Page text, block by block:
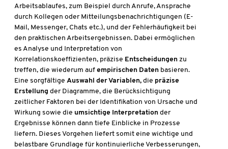
Arbeitsablaufes, zum Beispiel durch Anrufe, Ansprache
durch Kollegen oder Mitteilungsbenachrichtigungen (E-
Mail, Messenger, Chats etc.), und der Fehlerhäufigkeit bei
den praktischen Arbeitsergebnissen. Dabei ermöglichen
es Analyse und Interpretation von
Korrelationskoeffizienten, präzise Entscheidungen zu
treffen, die wiederum auf empirischen Daten basieren.
Eine sorgfältige Auswahl der Variablen, die präzise
Erstellung der Diagramme, die Berücksichtigung
zeitlicher Faktoren bei der Identifikation von Ursache und
Wirkung sowie die umsichtige Interpretation der
Ergebnisse können dann tiefe Einblicke in Prozesse
liefern. Dieses Vorgehen liefert somit eine wichtige und
belastbare Grundlage für kontinuierliche Verbesserungen,